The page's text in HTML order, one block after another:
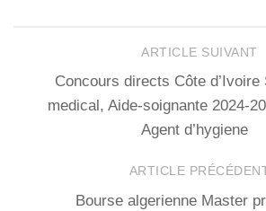
ARTICLE SUIVANT
Concours directs Côte d’Ivoire
medical, Aide-soignante 2024-
Agent d’hygiene
ARTICLE
Bourse algerienne Master